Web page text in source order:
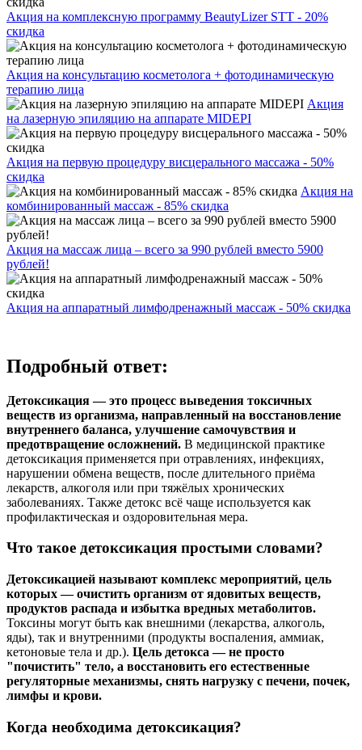
Акция на комплексную программу BeautyLizer STT - 20%
скидка
Акция на консультацию косметолога + фотодинамическую
терапию лица
Акция
на лазерную эпиляцию на аппарате MIDEPI
Акция на первую процедуру висцерального массажа - 50%
скидка
Акция на
комбинированный массаж - 85% скидка
Акция на массаж лица – всего за 990 рублей вместо 5900
рублей!
Акция на аппаратный лимфодренажный массаж - 50% скидка
Подробный ответ:
Детоксикация — это процесс выведения токсичных
веществ из организма, направленный на восстановление
внутреннего баланса, улучшение самочувствия и
предотвращение осложнений. В медицинской практике
детоксикация применяется при отравлениях, инфекциях,
нарушении обмена веществ, после длительного приёма
лекарств, алкоголя или при тяжёлых хронических
заболеваниях. Также детокс всё чаще используется как
профилактическая и оздоровительная мера.
Что такое детоксикация простыми словами?
Детоксикацией называют комплекс мероприятий, цель
которых — очистить организм от ядовитых веществ,
продуктов распада и избытка вредных метаболитов.
Токсины могут быть как внешними (лекарства, алкоголь,
яды), так и внутренними (продукты воспаления, аммиак,
кетоновые тела и др.). Цель детокса — не просто
"почистить" тело, а восстановить его естественные
регуляторные механизмы, снять нагрузку с печени, почек,
лимфы и крови.
Когда необходима детоксикация?